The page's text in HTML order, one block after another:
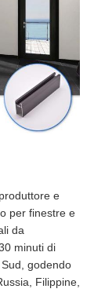
e
per finestre e
da
minuti di
godendo
Filippine,